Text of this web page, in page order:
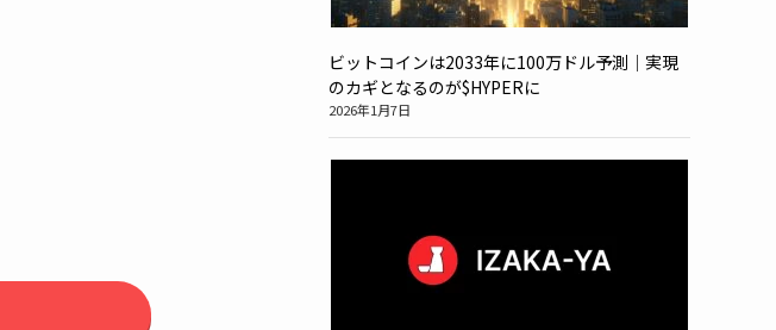
ビットコインは2033年に100万ドル予測｜実現
のカギとなるのが$HYPERに
2026年1月7日